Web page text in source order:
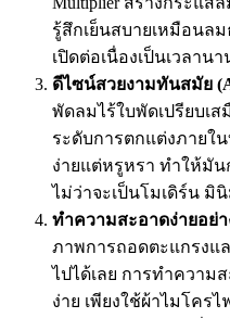
รู้สึกเย็นสบายเหมือนล
เปิดต่อเนื่องเป็นเวลานา
ดีไซน์สวยงามทันสมัย
พัดลมไร้ใบพัดเปรียบเ
ระดับการตกแต่งภายใ
ง่ายแต่หรูหรา ทำให้มั
ไม่ว่าจะเป็นโมเดิร์น มิ
ทำความสะอาดง่ายอย่า
ภาพการถอดตะแกรงแ
ไปได้เลย การทำความ
ง่าย เพียงใช้ผ้าไมโคร